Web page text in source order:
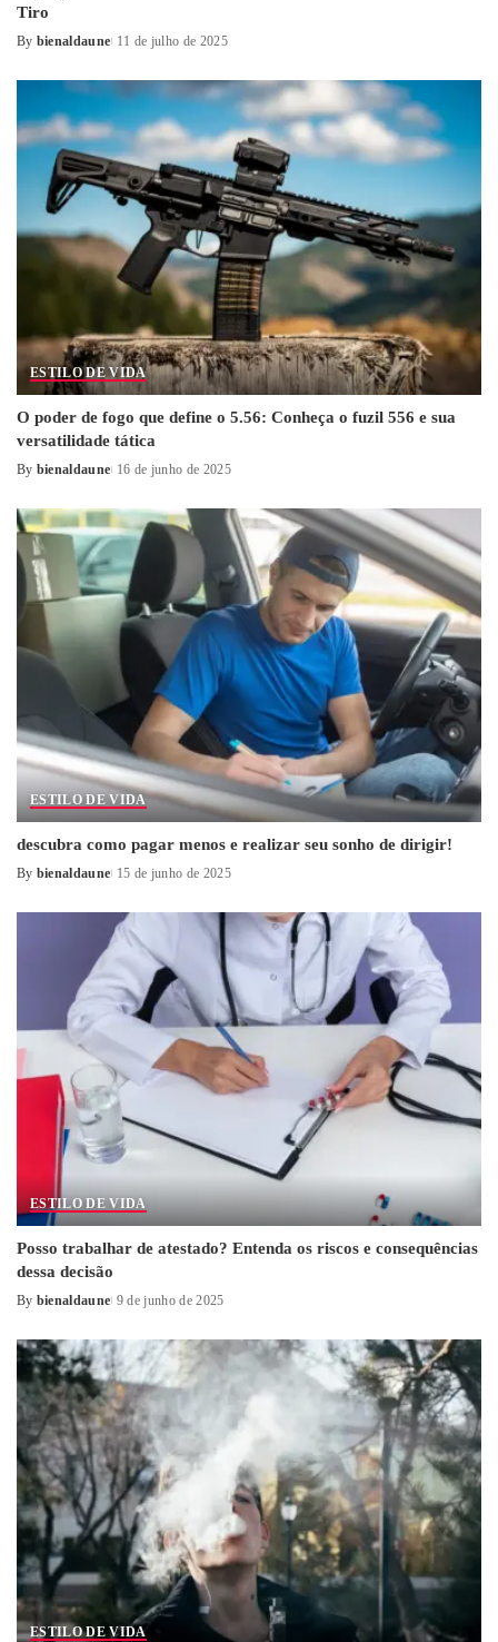
Tiro
Posted
By bienaldaune 11 de julho de 2025
ESTILO DE VIDA
O poder de fogo que define o 5.56: Conheça o fuzil 556 e sua
versatilidade tática
Posted
By bienaldaune 16 de junho de 2025
ESTILO DE VIDA
descubra como pagar menos e realizar seu sonho de dirigir!
Posted
By bienaldaune 15 de junho de 2025
ESTILO DE VIDA
Posso trabalhar de atestado? Entenda os riscos e consequências
dessa decisão
Posted
By bienaldaune 9 de junho de 2025
ESTILO DE VIDA